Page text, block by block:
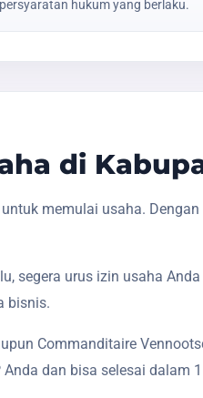
hukum yang berlaku.
di
memulai usaha.
segera urus izin usaha
bisnis.
Commanditaire
dan bisa selesai dalam